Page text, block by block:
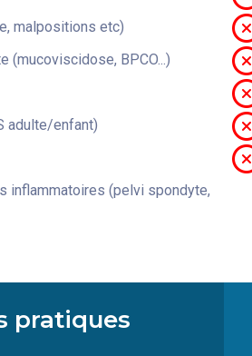
malpositions etc)
(mucoviscidose, BPCO...)
adulte/enfant)
inflammatoires (pelvi spondyte,
pratiques